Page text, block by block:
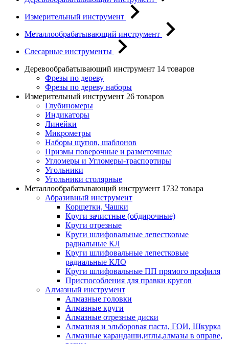
Измерительный инструмент
Металлообрабатывающий инструмент
Слесарные инструменты
Деревообрабатывающий инструмент 14 товаров
Фрезы по дереву
Фрезы по дереву наборы
Измерительный инструмент 26 товаров
Глубиномеры
Индикаторы
Линейки
Микрометры
Наборы щупов, шаблонов
Призмы поверочные и разметочные
Угломеры и Угломеры-траспортиры
Угольники
Угольники столярные
Металлообрабатывающий инструмент 1732 товара
Абразивный инструмент
Корщетки, Чашки
Круги зачистные (обдирочные)
Круги отрезные
Круги шлифовальные лепестковые
радиальные КЛ
Круги шлифовальные лепестковые
радиальные КЛО
Круги шлифовальные ПП прямого профиля
Приспособления для правки кругов
Алмазный инструмент
Алмазные головки
Алмазные круги
Алмазные отрезные диски
Алмазная и эльборовая паста, ГОИ, Шкурка
Алмазные карандаши,иглы,алмазы в оправе,